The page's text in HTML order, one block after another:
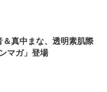
真中まな、透明素肌際
マガ」登場